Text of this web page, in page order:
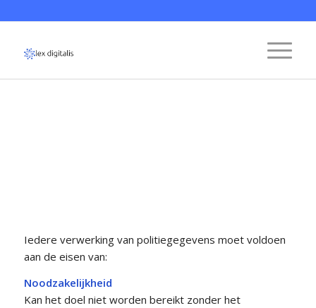
Iedere verwerking van politiegegevens moet voldoen
aan de eisen van:
Noodzakelijkheid
Kan het doel niet worden bereikt zonder het